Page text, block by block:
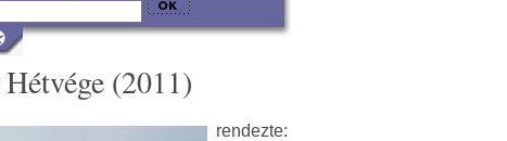
(2011)
rendezte: